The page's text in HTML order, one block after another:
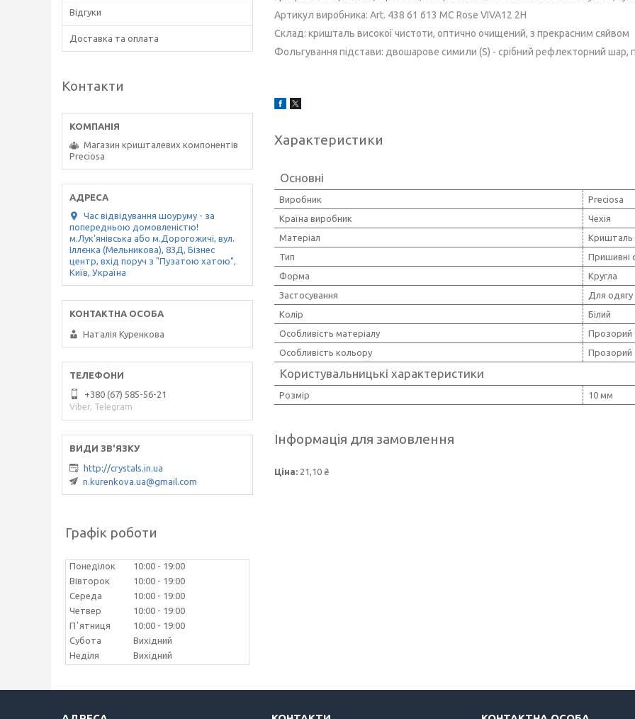
Артикул виробника: Art. 438 61 613 MC Rose VIVA12 2H
Склад: кришталь високої чистоти, оптично очищений, з прекрасним сяйвом
Фольгування підстави: двошарове симили (S) - срібний рефлекторний шар,
Характеристики
Основні
Виробник
Preciosa
Країна виробник
Чехія
Матеріал
Кришталь
Тип
Пришивні
Форма
Кругла
Застосування
Для одягу
Колір
Білий
Особливість матеріалу
Прозорий
Особливість кольору
Прозорий
Користувальницькі характеристики
Розмір 10 мм
Інформація для замовлення
Ціна: 21,10 ₴
Відгуки
Доставка та оплата
Контакти
Магазин кришталевих компонентів
Preciosa
Час відвідування шоуруму - за
попередньою домовленістю!
м.Лук'янівська або м.Дорогожичі, вул.
Іллєнка (Мельникова), 83Д, Бізнес
центр, вхід поруч з "Пузатою хатою",
Київ, Україна
Наталія Куренкова
+380 (67) 585-56-21
Viber, Telegram
http://crystals.in.ua
n.kurenkova.ua@gmail.com
Графік роботи
Понеділок 10:00
19:00
Вівторок
10:00
19:00
Середа
10:00
19:00
Четвер
10:00
19:00
Пʼятниця
10:00
19:00
Субота
Вихідний
Неділя
Вихідний